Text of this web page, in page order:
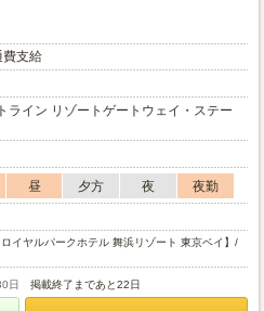
費支給
ライン リゾートゲートウェイ・ステー
昼 夕方 夜
夜勤
イヤルパークホテル 舞浜リゾート 東京ベイ】/
日 掲載終了まであと22日